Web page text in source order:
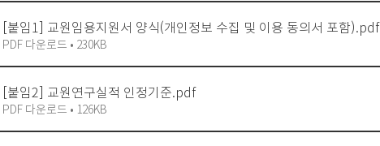
[붙임1] 교원임용지원서 양식(개인정보 수집 및 이용 동의서 포함).pdf
PDF 다운로드 • 230KB
[붙임2] 교원연구실적 인정기준.pdf
PDF 다운로드 • 126KB